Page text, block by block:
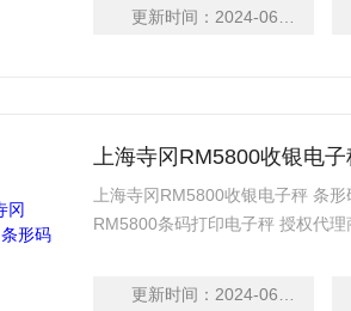
更新时间： 2024-06-13
上海寺冈RM5800收银电
上海寺冈RM5800收银电子秤 条
RM5800条码打印电子秤 授权代理
更新时间： 2024-06-13